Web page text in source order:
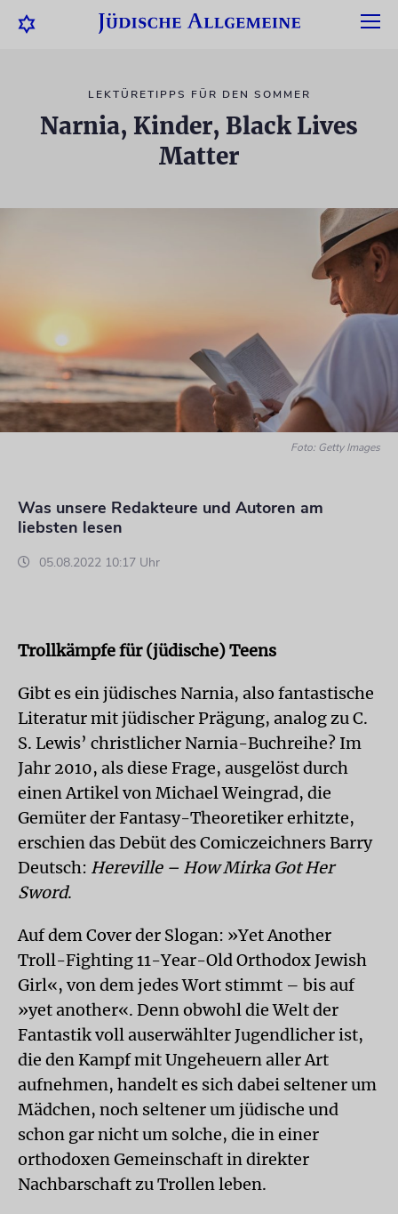
LEKTÜRETIPPS FÜR DEN SOMMER
Narnia, Kinder, Black Lives
Matter
Foto: Getty Images
Was unsere Redakteure und Autoren am
liebsten lesen
05.08.2022 10:17 Uhr
Trollkämpfe für (jüdische) Teens
Gibt es ein jüdisches Narnia, also fantastische
Literatur mit jüdischer Prägung, analog zu C.
S. Lewis’ christlicher Narnia-Buchreihe? Im
Jahr 2010, als diese Frage, ausgelöst durch
einen Artikel von Michael Weingrad, die
Gemüter der Fantasy-Theoretiker erhitzte,
erschien das Debüt des Comiczeichners Barry
Deutsch: Hereville – How Mirka Got Her
Sword.
Auf dem Cover der Slogan: »Yet Another
Troll-Fighting 11-Year-Old Orthodox Jewish
Girl«, von dem jedes Wort stimmt – bis auf
»yet another«. Denn obwohl die Welt der
Fantastik voll auserwählter Jugendlicher ist,
die den Kampf mit Ungeheuern aller Art
aufnehmen, handelt es sich dabei seltener um
Mädchen, noch seltener um jüdische und
schon gar nicht um solche, die in einer
orthodoxen Gemeinschaft in direkter
Nachbarschaft zu Trollen leben.